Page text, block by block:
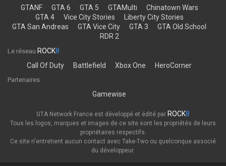
GTANF GTA 6 GTA 5 GTAMulti
Chinatown Wars
GTA 4
Vice City Stories
Liberty City Stories
GTA San Andreas
GTA Vice City GTA 3
GTA Old School
RDR 2
Le réseau ROCK8
Call Of Duty
Battlefield Xbox One HeroCorner
Partenaires
Gamewise
GTA Network France est développé et édité par ROCK8
Tous les logos, marques et images de ce site sont les propriétés de leurs
propriétaires respectifs.
Ce site n'entretient aucun contact avec Take-Two ou quelconque associé
du développeur.